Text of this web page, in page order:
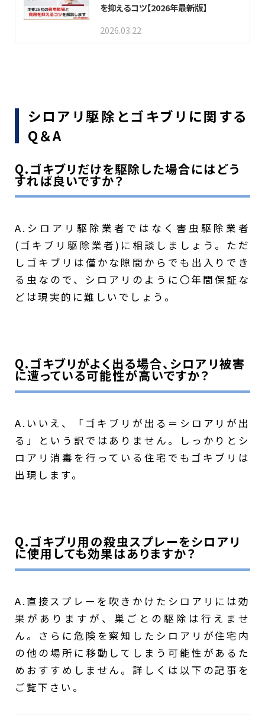
を抑えるコツ【2026年最新版】
2026.03.22
シロアリ駆除とゴキブリに関する
Q＆A
Q.ゴキブリだけを駆除した場合にはどう
すれば良いですか？
A.シロアリ駆除業者ではなく害虫駆除業者
(ゴキブリ駆除業者)に相談しましょう。ただ
しゴキブリは僅かな隙間からでも出入りでき
る虫なので、シロアリのように〇年間保証な
どは現実的に難しいでしょう。
Q.ゴキブリがよく出る場合、シロアリ被害
に遭っている可能性が高いですか？
A.いいえ、「ゴキブリが出る＝シロアリが出
る」という訳ではありません。しっかりとシ
ロアリ消毒を行っている住宅でもゴキブリは
出現します。
Q.ゴキブリ用の殺虫スプレーをシロアリ
に使用しても効果はありますか？
A.直接スプレーを吹きかけたシロアリには効
果がありますが、巣ごとの駆除は行えませ
ん。さらに危険を察知したシロアリが住宅内
の他の場所に移動してしまう可能性があるた
めおすすめしません。詳しくは以下の記事を
ご覧下さい。